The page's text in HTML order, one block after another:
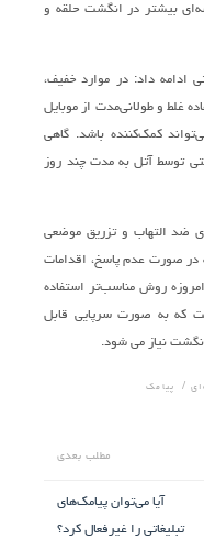
بیشتر در انگشت حلقه و
داد: در موارد خفیف،
غلط و طولانی‌مدت از موبایل
کمک‌کننده باشد. گاهی
آتل به مدت چند روز
ضد التهاب و تزریق موضعی
صورت عدم پاسخ، اقدامات
روش مناسب‌تر استفاده
که به صورت سرپایی قابل
نیاز می شود.
پیامک
مطلب بعدی
آیا می‌توان پیامک‌های
تبلیغاتی را غیرفعال کرد؟